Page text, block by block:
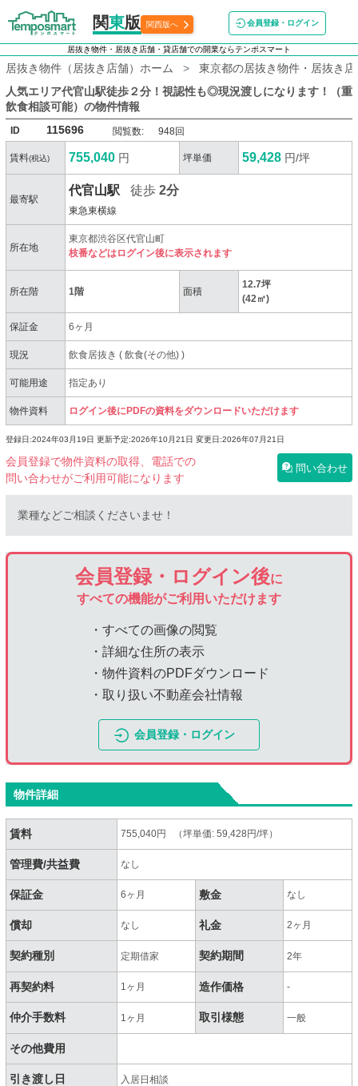
関東版 関西版へ 会員登録・ログイン
居抜き物件・居抜き店舗・貸店舗での開業ならテンポスマート
居抜き物件（居抜き店舗）ホーム
東京都の居抜き物件・居抜き
人気エリア代官山駅徒歩２分！視認性も◎現況渡しになります！（重
飲食相談可能） の物件情報
ID 115696 閲覧数: 948回
賃料(税込) 755,040 円 坪単価 59,428 円/坪
最寄駅
代官山駅 徒歩2分
東急東横線
所在地
東京都渋谷区代官山町
枝番などはログイン後に表示されます
所在階 1階 面積
12.7坪
(42㎡)
保証金 6ヶ月
現況 飲食居抜き(飲食(その他))
可能用途 指定あり
物件資料 ログイン後にPDFの資料をダウンロードいただけます
登録日:2024年03月19日 更新予定:2026年10月21日 変更日:2026年07月21日
会員登録で物件資料の取得、電話での
問い合わせがご利用可能になります
問い合わせ
業種などご相談くださいませ！
会員登録・ログイン後に
すべての機能がご利用いただけます
・すべての画像の閲覧
・詳細な住所の表示
・物件資料のPDFダウンロード
・取り扱い不動産会社情報
会員登録・ログイン
物件詳細
賃料 755,040円 （坪単価: 59,428円/坪）
管理費/共益費 なし
保証金 6ヶ月 敷金 なし
償却 なし 礼金 2ヶ月
契約種別 定期借家 契約期間 2年
再契約料 1ヶ月 造作価格 -
仲介手数料 1ヶ月 取引様態 一般
その他費用
引き渡し日 入居日相談